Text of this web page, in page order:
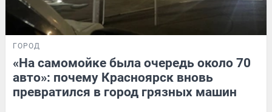
ГОРОД
«На самомойке была очередь около 70
авто»: почему Красноярск вновь
превратился в город грязных машин